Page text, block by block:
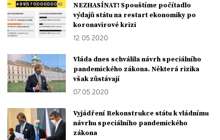
NEZHASÍNAT! Spouštíme počítadlo
výdajů státu na restart ekonomiky po
koronavirové krizi
12. 05. 2020
Vláda dnes schválila návrh speciálního
pandemického zákona. Některá rizika
však zůstávají
07. 05. 2020
Vyjádření Rekonstrukce státu k vládnímu
návrhu speciálního pandemického
zákona